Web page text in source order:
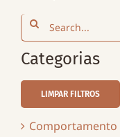
Search
for:
Categorias
LIMPAR FILTROS
Comportamento